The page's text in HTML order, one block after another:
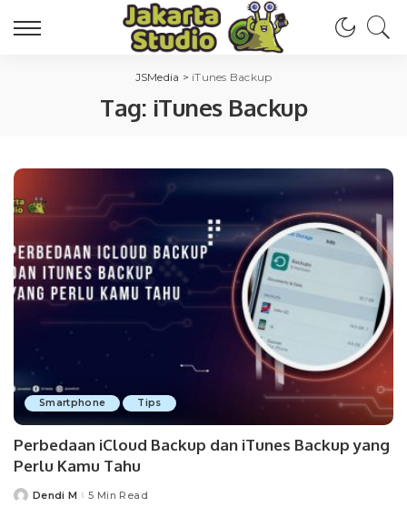
JSMedia > iTunes Backup
Tag: iTunes Backup
Smartphone Tips
Perbedaan iCloud Backup dan iTunes Backup yang
Perlu Kamu Tahu
PostedDendi M 5 Min Read